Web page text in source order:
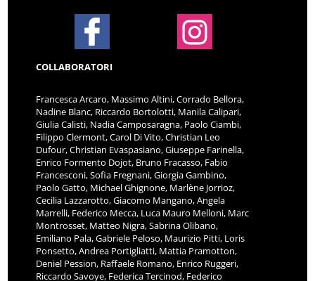
COLLABORATORI
Francesca Arcaro, Massimo Altini, Corrado Bellora,
Nadine Blanc, Riccardo Bortolotti, Manila Calipari,
Giulia Calisti, Nadia Camposaragna, Paolo Ciambi,
Filippo Clermont, Carol Di Vito, Christian Leo
Dufour, Christian Evaspasiano, Giuseppe Farinella,
Enrico Formento Dojot, Bruno Fracasso, Fabio
Francesconi, Sofia Fregnani, Giorgia Gambino,
Paolo Gatto, Michael Ghignone, Marlène Jorrioz,
Cecilia Lazzarotto, Giacomo Mangano, Angela
Marrelli, Federico Mecca, Luca Mauro Melloni, Marc
Montrosset, Matteo Nigra, Sabrina Olibano,
Emiliano Pala, Gabriele Peloso, Maurizio Pitti, Loris
Ponsetto, Andrea Portigliatti, Mattia Pramotton,
Deniel Pession, Raffaele Romano, Enrico Ruggeri,
Riccardo Savoye, Federica Tercinod, Federico